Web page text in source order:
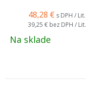
48,28 € s DPH / Lit.
39,25 € bez DPH / Lit.
Na sklade